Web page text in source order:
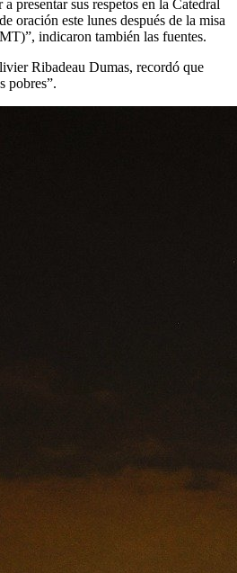
presentar sus respetos en la Catedral
oración este lunes después de la misa
indicaron también las fuentes.
Ribadeau Dumas, recordó que
pobres”.